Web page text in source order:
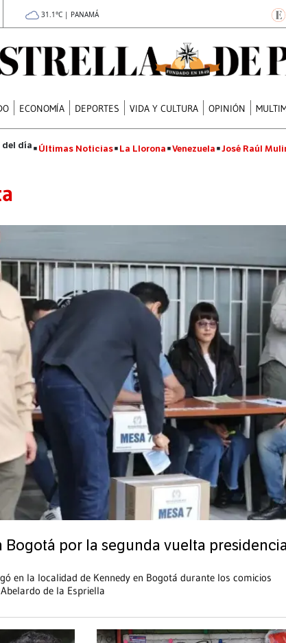
31.1°C | PANAMÁ
ECONOMÍA DEPORTES VIDA Y CULTURA OPINIÓN
Últimas Noticias La Llorona Venezuela José Raúl
Bogotá por la segunda vuelta
en la localidad de Kennedy en Bogotá durante los comicios
de la Espriella